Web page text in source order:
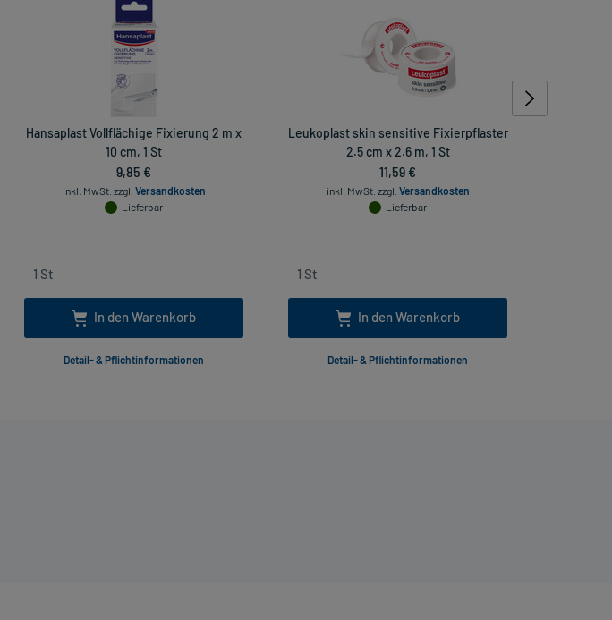
Hansaplast Vollflächige Fixierung 2 m x
10 cm, 1 St
9,85 €
inkl. MwSt. zzgl. Versandkosten
Lieferbar
In den Warenkorb
Detail- & Pflichtinformationen
Leukoplast skin sensitive Fixierpflaster
2.5 cm x 2.6 m, 1 St
11,59 €
inkl. MwSt. zzgl. Versandkosten
Lieferbar
In den Warenkorb
Detail- & Pflichtinformationen